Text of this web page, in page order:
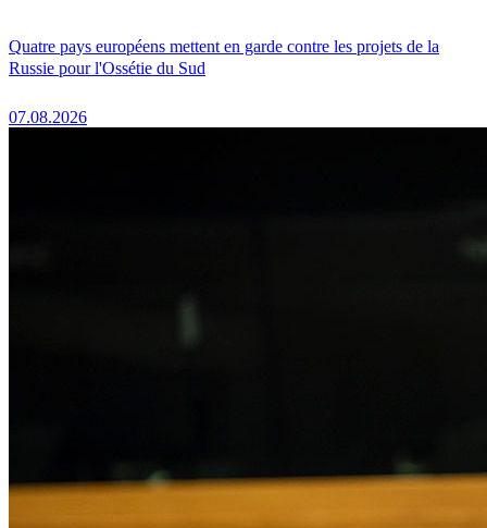
Quatre pays européens mettent en garde contre les projets de la
Russie pour l'Ossétie du Sud
07.08.2026